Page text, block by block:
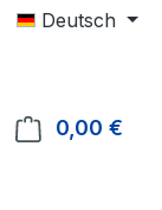
Deutsch
0,00 €